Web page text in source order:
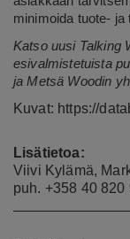
minimoida tuote- ja
Katso uusi Talking
esivalmistetuista
ja Metsä Woodin
Kuvat: https://
Lisätietoa:
Viivi Kylämä,
puh. +358 40 820